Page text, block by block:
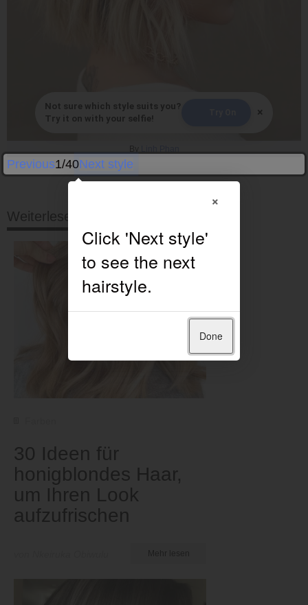
Not sure which style suits you?
Try it on with your selfie!
×
By
Previous1/40Next style
Weiterlesen
30 Ideen für
honigblondes Haar,
um Ihren Look
aufzufrischen
×
Done